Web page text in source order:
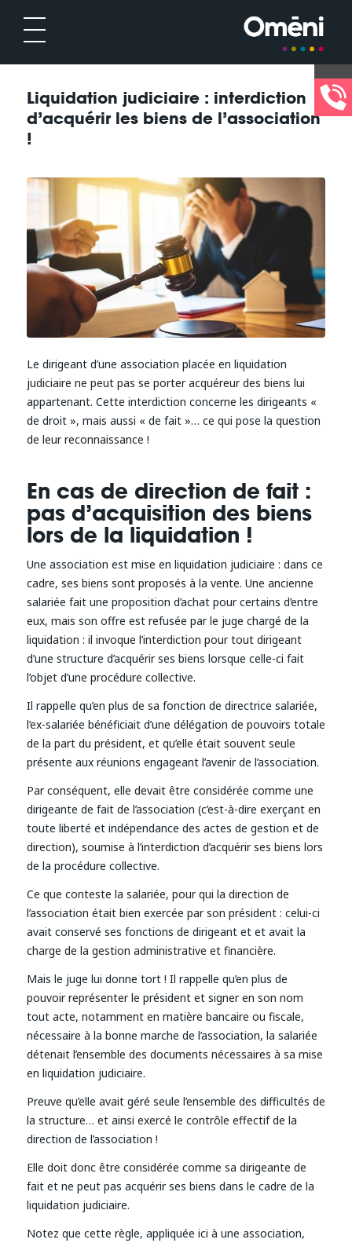
Liquidation judiciaire : interdiction
d’acquérir les biens de l’association
!
Le dirigeant d’une association placée en liquidation
judiciaire ne peut pas se porter acquéreur des biens lui
appartenant. Cette interdiction concerne les dirigeants «
de droit », mais aussi « de fait »… ce qui pose la question
de leur reconnaissance !
En cas de direction de fait :
pas d’acquisition des biens
lors de la liquidation !
Une association est mise en liquidation judiciaire : dans ce
cadre, ses biens sont proposés à la vente. Une ancienne
salariée fait une proposition d’achat pour certains d’entre
eux, mais son offre est refusée par le juge chargé de la
liquidation : il invoque l’interdiction pour tout dirigeant
d’une structure d’acquérir ses biens lorsque celle-ci fait
l’objet d’une procédure collective.
Il rappelle qu’en plus de sa fonction de directrice salariée,
l’ex-salariée bénéficiait d’une délégation de pouvoirs totale
de la part du président, et qu’elle était souvent seule
présente aux réunions engageant l’avenir de l’association.
Par conséquent, elle devait être considérée comme une
dirigeante de fait de l’association (c’est-à-dire exerçant en
toute liberté et indépendance des actes de gestion et de
direction), soumise à l’interdiction d’acquérir ses biens lors
de la procédure collective.
Ce que conteste la salariée, pour qui la direction de
l’association était bien exercée par son président : celui-ci
avait conservé ses fonctions de dirigeant et et avait la
charge de la gestion administrative et financière.
Mais le juge lui donne tort ! Il rappelle qu’en plus de
pouvoir représenter le président et signer en son nom
tout acte, notamment en matière bancaire ou fiscale,
nécessaire à la bonne marche de l’association, la salariée
détenait l’ensemble des documents nécessaires à sa mise
en liquidation judiciaire.
Preuve qu’elle avait géré seule l’ensemble des difficultés de
la structure… et ainsi exercé le contrôle effectif de la
direction de l’association !
Elle doit donc être considérée comme sa dirigeante de
fait et ne peut pas acquérir ses biens dans le cadre de la
liquidation judiciaire.
Notez que cette règle, appliquée ici à une association,